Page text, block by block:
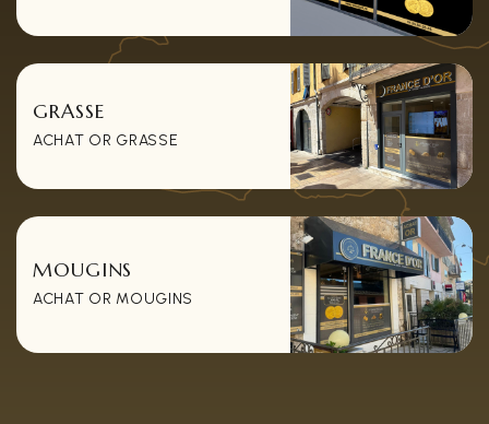
GRASSE
ACHAT OR GRASSE
MOUGINS
ACHAT OR MOUGINS